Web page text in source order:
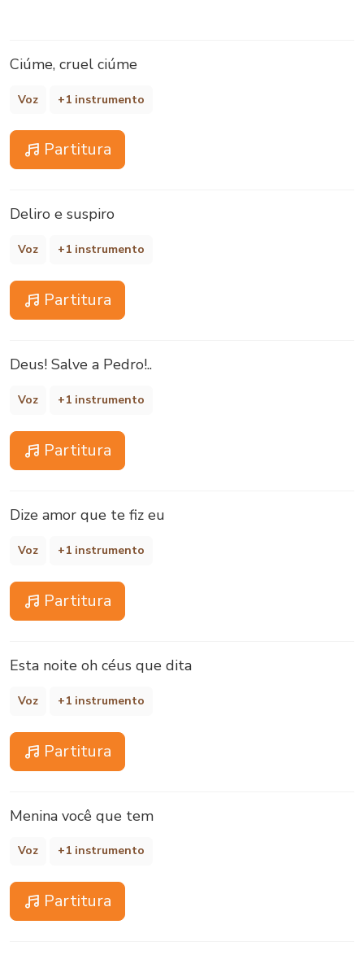
Ciúme, cruel ciúme
Voz +1 instrumento
Partitura
Deliro e suspiro
Voz +1 instrumento
Partitura
Deus! Salve a Pedro!..
Voz +1 instrumento
Partitura
Dize amor que te fiz eu
Voz +1 instrumento
Partitura
Esta noite oh céus que dita
Voz +1 instrumento
Partitura
Menina você que tem
Voz +1 instrumento
Partitura